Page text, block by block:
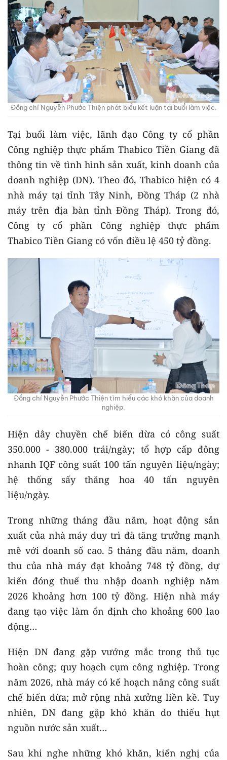
Đồng chí Nguyễn Phước Thiện phát biểu kết luận tại buổi làm việc.
Tại buổi làm việc, lãnh đạo Công ty cổ phần
Công nghiệp thực phẩm Thabico Tiền Giang đã
thông tin về tình hình sản xuất, kinh doanh của
doanh nghiệp (DN). Theo đó, Thabico hiện có 4
nhà máy tại tỉnh Tây Ninh, Đồng Tháp (2 nhà
máy trên địa bàn tỉnh Đồng Tháp). Trong đó,
Công ty cổ phần Công nghiệp thực phẩm
Thabico Tiền Giang có vốn điều lệ 450 tỷ đồng.
Đồng chí Nguyễn Phước Thiện tìm hiểu các khó khăn của doanh
nghiệp.
Hiện dây chuyền chế biến dừa có công suất
350.000 - 380.000 trái/ngày; tổ hợp cấp đông
nhanh IQF công suất 100 tấn nguyên liệu/ngày;
hệ thống sấy thăng hoa 40 tấn nguyên
liệu/ngày.
Trong những tháng đầu năm, hoạt động sản
xuất của nhà máy duy trì đà tăng trưởng mạnh
mẽ với doanh số cao. 5 tháng đầu năm, doanh
thu của nhà máy đạt khoảng 748 tỷ đồng, dự
kiến đóng thuế thu nhập doanh nghiệp năm
2026 khoảng hơn 100 tỷ đồng. Hiện nhà máy
đang tạo việc làm ổn định cho khoảng 600 lao
động…
Hiện DN đang gặp vướng mắc trong thủ tục
hoàn công; quy hoạch cụm công nghiệp. Trong
năm 2026, nhà máy có kế hoạch nâng công suất
chế biến dừa; mở rộng nhà xưởng liền kề. Tuy
nhiên, DN đang gặp khó khăn do thiếu hụt
nguồn nước sản xuất…
Sau khi nghe những khó khăn, kiến nghị của